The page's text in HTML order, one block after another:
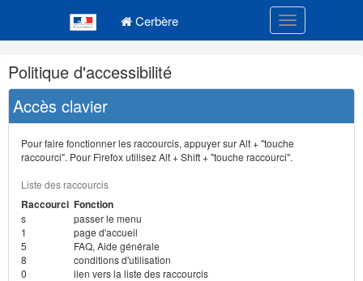
Cerbère Toggle
Navigation
et
outils
annexes
Politique d'accessibilité
Accès clavier
Pour faire fonctionner les raccourcis, appuyer sur Alt + "touche
raccourci". Pour Firefox utilisez Alt + Shift + "touche raccourci".
Liste des raccourcis
Raccourci Fonction
s
passer le menu
1
page d'accueil
5
FAQ, Aide générale
8
conditions d'utilisation
0
lien vers la liste des raccourcis